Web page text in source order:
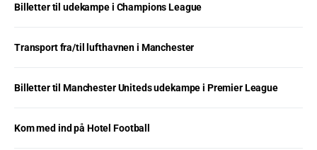
Billetter til udekampe i Champions League
Transport fra/til lufthavnen i Manchester
Billetter til Manchester Uniteds udekampe i Premier League
Kom med ind på Hotel Football